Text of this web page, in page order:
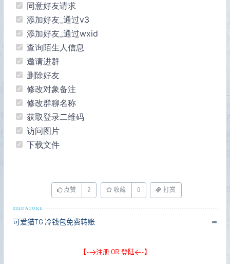
同意好友请求
添加好友_通过v3
添加好友_通过wxid
查询陌生人信息
邀请进群
删除好友
修改对象备注
修改群聊名称
获取登录二维码
访问图片
下载文件
点赞 2 收藏 0 打赏
可爱猫TG 冷钱包免费转账 ➦
【->注册 OR 登陆<-】